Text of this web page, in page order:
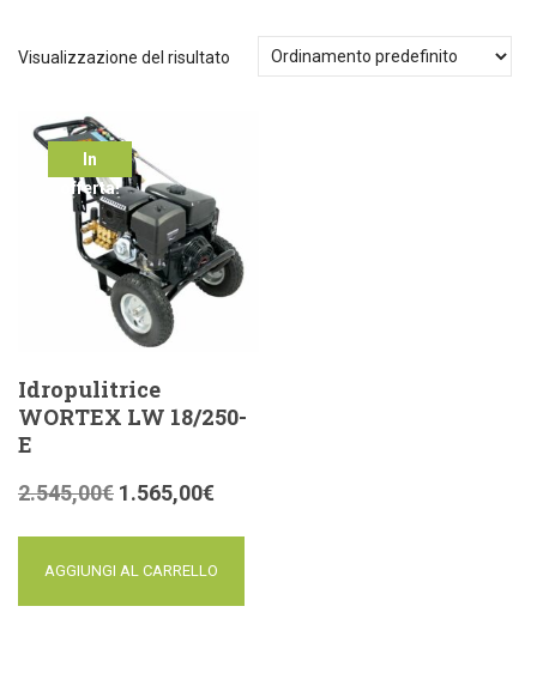
Visualizzazione del risultato
In
offerta!
Idropulitrice
WORTEX LW 18/250-
E
2.545,00€ 1.565,00€
AGGIUNGI AL CARRELLO